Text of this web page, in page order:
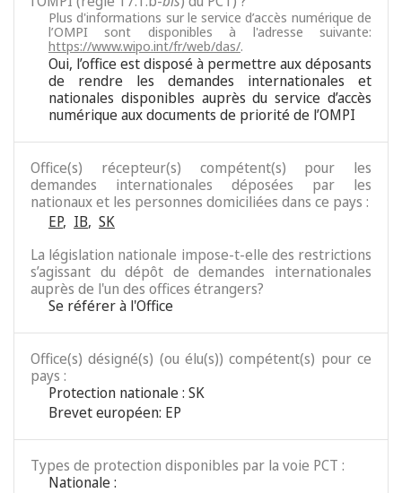
Plus d'informations sur le service d’accès numérique de
l’OMPI sont disponibles à l'adresse suivante:
https://www.wipo.int/fr/web/das/.
Oui, l’office est disposé à permettre aux déposants
de rendre les demandes internationales et
nationales disponibles auprès du service d’accès
numérique aux documents de priorité de l’OMPI
Office(s) récepteur(s) compétent(s) pour les
demandes internationales déposées par les
nationaux et les personnes domiciliées dans ce pays :
EP, IB, SK
La législation nationale impose-t-elle des restrictions
s’agissant du dépôt de demandes internationales
auprès de l'un des offices étrangers?
Se référer à l'Office
Office(s) désigné(s) (ou élu(s)) compétent(s) pour ce
pays :
Protection nationale : SK
Brevet européen: EP
Types de protection disponibles par la voie PCT :
Nationale :